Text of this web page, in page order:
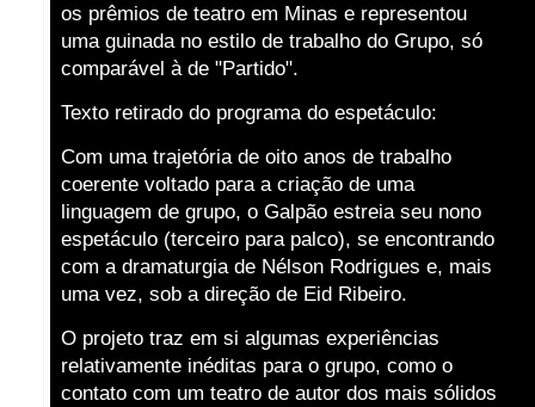
os prêmios de teatro em Minas e representou
uma guinada no estilo de trabalho do Grupo, só
comparável à de "Partido".
Texto retirado do programa do espetáculo:
Com uma trajetória de oito anos de trabalho
coerente voltado para a criação de uma
linguagem de grupo, o Galpão estreia seu nono
espetáculo (terceiro para palco), se encontrando
com a dramaturgia de Nélson Rodrigues e, mais
uma vez, sob a direção de Eid Ribeiro.
O projeto traz em si algumas experiências
relativamente inéditas para o grupo, como o
contato com um teatro de autor dos mais sólidos